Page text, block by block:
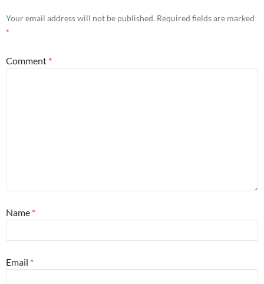
Your email address will not be published. Required fields are marked
*
Comment *
Name *
Email *